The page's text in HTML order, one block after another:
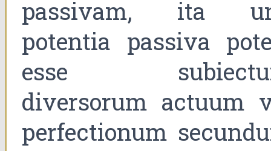
passivam, ita
potentia passiva
esse
diversorum actuum
perfectionum